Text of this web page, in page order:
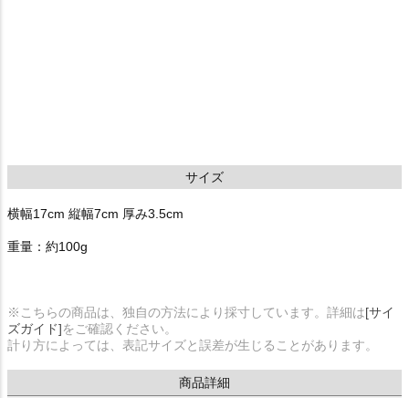
サイズ
横幅17cm 縦幅7cm 厚み3.5cm
重量：約100g
※こちらの商品は、独自の方法により採寸しています。詳細は[サイ
ズガイド]をご確認ください。
計り方によっては、表記サイズと誤差が生じることがあります。
商品詳細